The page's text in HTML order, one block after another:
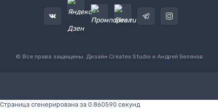
© Все права защищены. Дизайн Createx Studio и Андрей Беляков
Страница сгенерирована за 0.860590 секунд